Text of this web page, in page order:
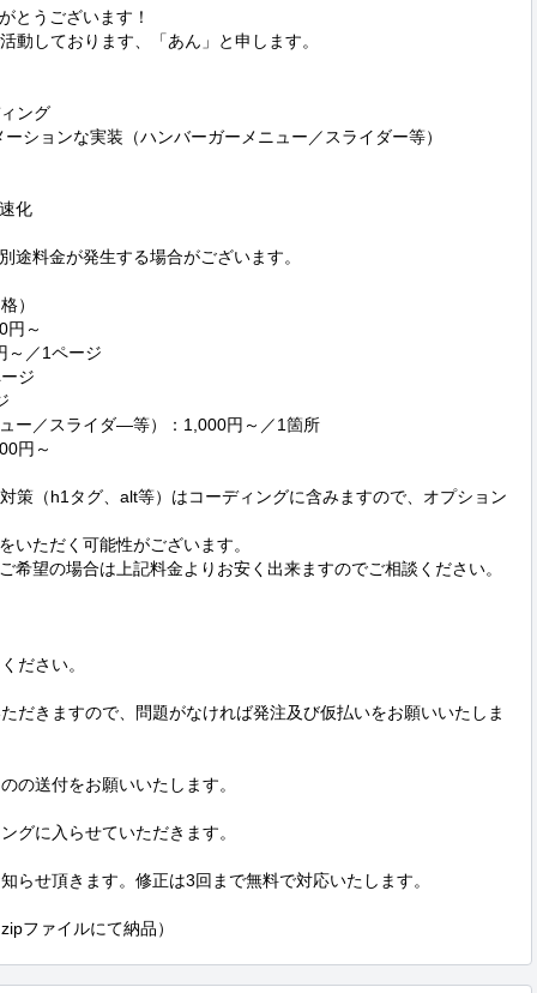
とうございます！
動しております、「あん」と申します。
ング
ションな実装（ハンバーガーメニュー／スライダー等）
化
料金が発生する場合がございます。
）
円～
～／1ページ
ジ
ー／スライダ―等）：1,000円～／1箇所
円～
策（h1タグ、alt等）はコーディングに含みますので、オプション
ただく可能性がございます。
望の場合は上記料金よりお安く出来ますのでご相談ください。
ださい。
だきますので、問題がなければ発注及び仮払いをお願いいたしま
の送付をお願いいたします。
グに入らせていただきます。
らせ頂きます。修正は3回まで無料で対応いたします。
ファイルにて納品）